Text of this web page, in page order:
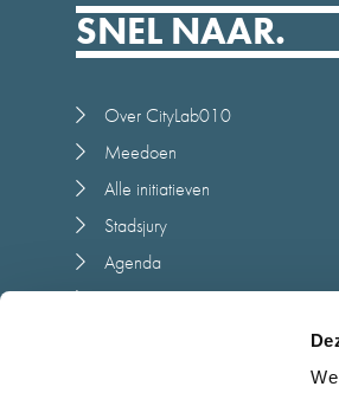
SNEL NAAR.
Over CityLab010
Meedoen
Alle initiatieven
Stadsjury
Agenda
Nieuws